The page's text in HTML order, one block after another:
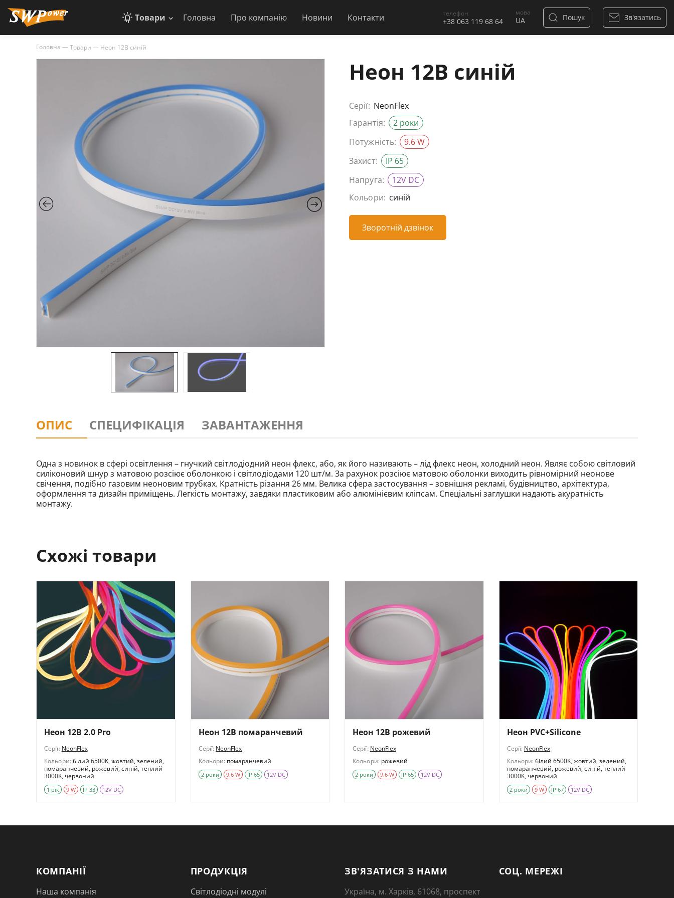
Товари Головна Про компанію Новини Контакти телефон
+38 063 119 68 64
мова
Пошук Зв'язатись
Головна —Товари — Неон 12В синій
Неон 12В синій
Серії: NeonFlex
Гарантія:
2 роки
Потужність:
9.6 W
Захист:
IP 65
Напруга:
12V DC
Кольори: синій
Зворотній дзвінок
ОПИС СПЕЦИФІКАЦІЯ ЗАВАНТАЖЕННЯ
Одна з новинок в сфері освітлення – гнучкий світлодіодний неон флекс, або, як його називають – лід флекс неон, холодний неон. Являє собою світловий
силіконовий шнур з матовою розсіює оболонкою і світлодіодами 120 шт/м. За рахунок розсіює матовою оболонки виходить рівномірний неонове
свічення, подібно газовим неоновим трубках. Кратність різання 26 мм. Велика сфера застосування – зовнішня рекламі, будівництво, архітектура,
оформлення та дизайн приміщень. Легкість монтажу, завдяки пластиковим або алюмінієвим кліпсам. Спеціальні заглушки надають акуратність
монтажу.
Схожі товари
Неон 12В 2.0 Pro
Серії: NeonFlex
Кольори: білий 6500K, жовтий, зелений,
помаранчевий, рожевий, синій, теплий
3000K, червоний
1 рік 9 W IP 33 12V DC
Неон 12В помаранчевий
Серії: NeonFlex
Кольори: помаранчевий
2 роки 9.6 W IP 65 12V DC
Неон 12В рожевий
Серії: NeonFlex
Кольори: рожевий
2 роки 9.6 W IP 65 12V DC
Неон PVC+Silicone
Серії: NeonFlex
Кольори: білий 6500K, жовтий, зелений,
помаранчевий, рожевий, синій, теплий
3000K, червоний
2 роки 9 W IP 67 12V DC
КОМПАНІЇ
Наша компанія
ПРОДУКЦІЯ
Світлодіодні модулі
ЗВ'ЯЗАТИСЯ З НАМИ
Україна, м. Харків, 61068, проспект
СОЦ. МЕРЕЖІ